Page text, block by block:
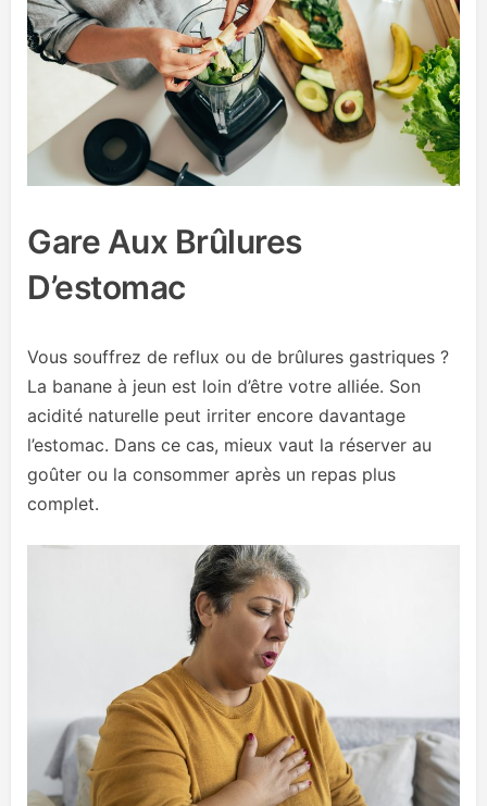
Gare Aux Brûlures
D’estomac
Vous souffrez de reflux ou de brûlures gastriques ?
La banane à jeun est loin d’être votre alliée. Son
acidité naturelle peut irriter encore davantage
l’estomac. Dans ce cas, mieux vaut la réserver au
goûter ou la consommer après un repas plus
complet.